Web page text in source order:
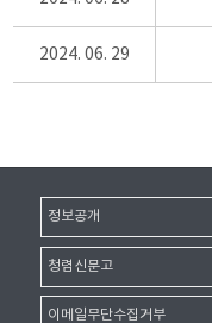
2024. 06. 29
정보공개
청렴신문고
이메일무단수집거부